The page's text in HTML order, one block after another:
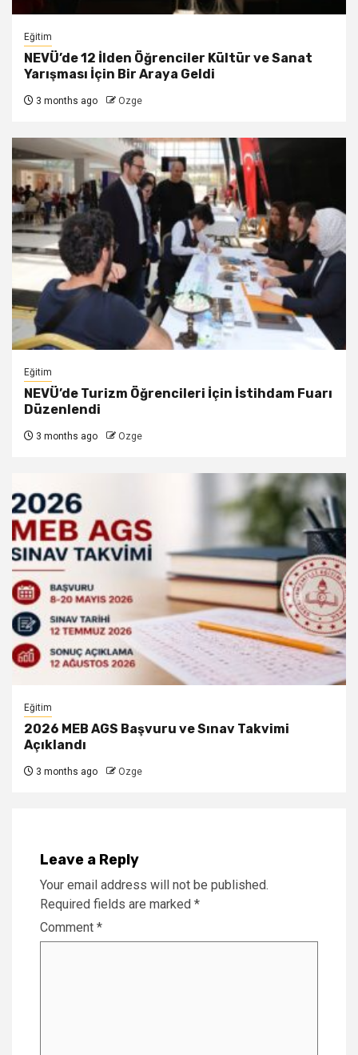
Eğitim
NEVÜ’de 12 İlden Öğrenciler Kültür ve Sanat
Yarışması İçin Bir Araya Geldi
3 months ago Ozge
Eğitim
NEVÜ’de Turizm Öğrencileri İçin İstihdam Fuarı
Düzenlendi
3 months ago Ozge
Eğitim
2026 MEB AGS Başvuru ve Sınav Takvimi
Açıklandı
3 months ago Ozge
Leave a Reply
Your email address will not be published.
Required fields are marked *
Comment *